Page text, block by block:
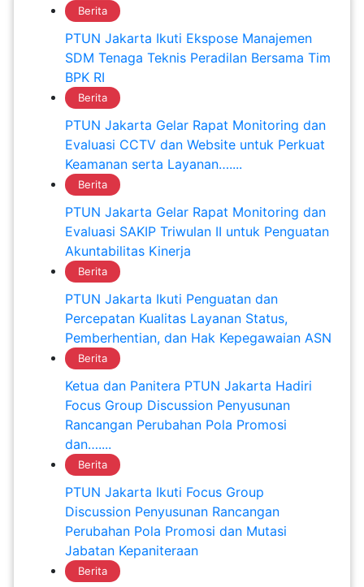
Berita
PTUN Jakarta Ikuti Ekspose Manajemen
SDM Tenaga Teknis Peradilan Bersama Tim
BPK RI
Berita
PTUN Jakarta Gelar Rapat Monitoring dan
Evaluasi CCTV dan Website untuk Perkuat
Keamanan serta Layanan…....
Berita
PTUN Jakarta Gelar Rapat Monitoring dan
Evaluasi SAKIP Triwulan II untuk Penguatan
Akuntabilitas Kinerja
Berita
PTUN Jakarta Ikuti Penguatan dan
Percepatan Kualitas Layanan Status,
Pemberhentian, dan Hak Kepegawaian ASN
Berita
Ketua dan Panitera PTUN Jakarta Hadiri
Focus Group Discussion Penyusunan
Rancangan Perubahan Pola Promosi
dan…....
Berita
PTUN Jakarta Ikuti Focus Group
Discussion Penyusunan Rancangan
Perubahan Pola Promosi dan Mutasi
Jabatan Kepaniteraan
Berita